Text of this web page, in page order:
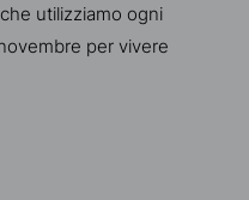
utilizziamo ogni
per vivere